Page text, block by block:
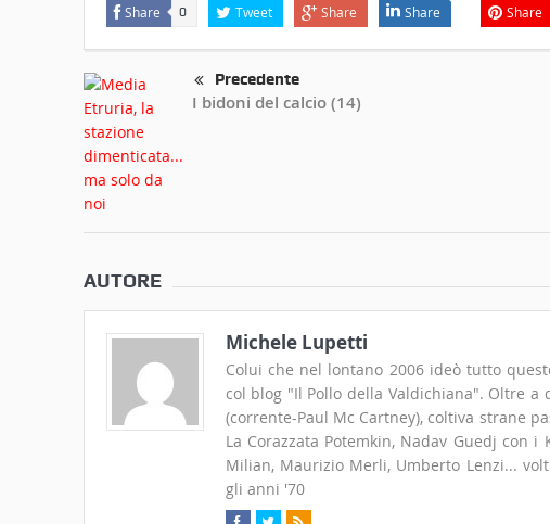
Share 0 Tweet Share Share Share
Precedente
I bidoni del calcio (14)
AUTORE
Michele Lupetti
Colui che nel lontano 2006 ideò tutto
col blog "Il Pollo della Valdichiana". Oltre
(corrente-Paul Mc Cartney), coltiva strane
La Corazzata Potemkin, Nadav Guedj con
Milian, Maurizio Merli, Umberto Lenzi...
gli anni '70